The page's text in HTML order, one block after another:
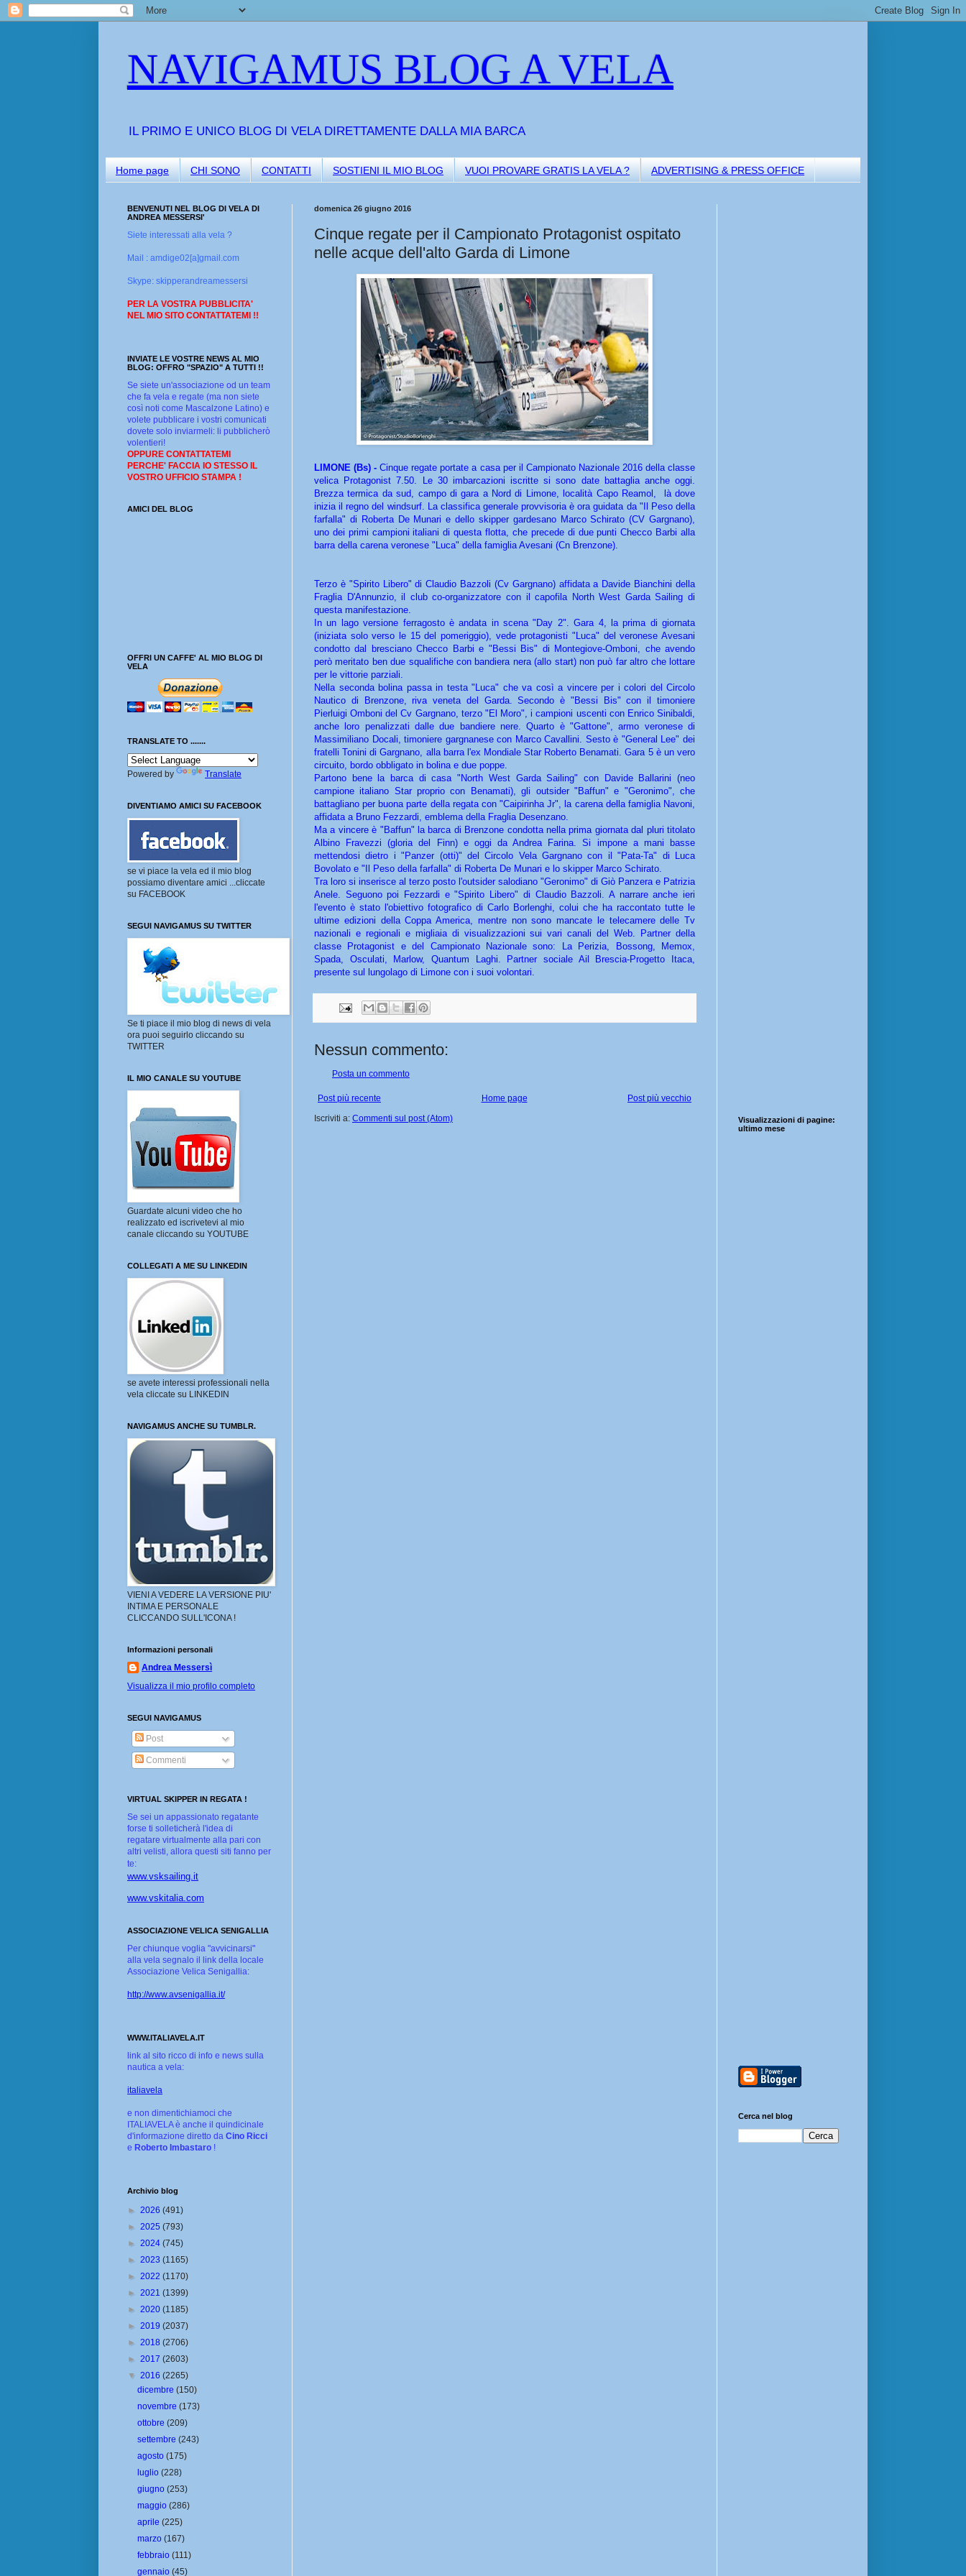
NAVIGAMUS BLOG A VELA
IL PRIMO E UNICO BLOG DI VELA DIRETTAMENTE DALLA MIA BARCA
Home page CHI SONO CONTATTI SOSTIENI IL MIO BLOG VUOI PROVARE GRATIS LA VELA ? ADVERTISING & PRESS OFFICE
domenica 26 giugno 2016
Cinque regate per il Campionato Protagonist ospitato
nelle acque dell'alto Garda di Limone
LIMONE (Bs) - Cinque regate portate a casa per il Campionato Nazionale 2016 della classe
velica Protagonist 7.50. Le 30 imbarcazioni iscritte si sono date battaglia anche oggi.
Brezza termica da sud, campo di gara a Nord di Limone, località Capo Reamol, là dove
inizia il regno del windsurf. La classifica generale provvisoria è ora guidata da "Il Peso della
farfalla" di Roberta De Munari e dello skipper gardesano Marco Schirato (CV Gargnano),
uno dei primi campioni italiani di questa flotta, che precede di due punti Checco Barbi alla
barra della carena veronese "Luca" della famiglia Avesani (Cn Brenzone).
Terzo è "Spirito Libero" di Claudio Bazzoli (Cv Gargnano) affidata a Davide Bianchini della
Fraglia D'Annunzio, il club co-organizzatore con il capofila North West Garda Sailing di
questa manifestazione.
In un lago versione ferragosto è andata in scena "Day 2". Gara 4, la prima di giornata
(iniziata solo verso le 15 del pomeriggio), vede protagonisti "Luca" del veronese Avesani
condotto dal bresciano Checco Barbi e "Bessi Bis" di Montegiove-Omboni, che avendo
però meritato ben due squalifiche con bandiera nera (allo start) non può far altro che lottare
per le vittorie parziali.
Nella seconda bolina passa in testa "Luca" che va così a vincere per i colori del Circolo
Nautico di Brenzone, riva veneta del Garda. Secondo è "Bessi Bis" con il timoniere
Pierluigi Omboni del Cv Gargnano, terzo "El Moro", i campioni uscenti con Enrico Sinibaldi,
anche loro penalizzati dalle due bandiere nere. Quarto è "Gattone", armo veronese di
Massimiliano Docali, timoniere gargnanese con Marco Cavallini. Sesto è "General Lee" dei
fratelli Tonini di Gargnano, alla barra l'ex Mondiale Star Roberto Benamati. Gara 5 è un vero
circuito, bordo obbligato in bolina e due poppe.
Partono bene la barca di casa "North West Garda Sailing" con Davide Ballarini (neo
campione italiano Star proprio con Benamati), gli outsider "Baffun" e "Geronimo", che
battagliano per buona parte della regata con "Caipirinha Jr", la carena della famiglia Navoni,
affidata a Bruno Fezzardi, emblema della Fraglia Desenzano.
Ma a vincere è "Baffun" la barca di Brenzone condotta nella prima giornata dal pluri titolato
Albino Fravezzi (gloria del Finn) e oggi da Andrea Farina. Si impone a mani basse
mettendosi dietro i "Panzer (otti)" del Circolo Vela Gargnano con il "Pata-Ta" di Luca
Bovolato e "Il Peso della farfalla" di Roberta De Munari e lo skipper Marco Schirato.
Tra loro si inserisce al terzo posto l'outsider salodiano "Geronimo" di Giò Panzera e Patrizia
Anele. Seguono poi Fezzardi e "Spirito Libero" di Claudio Bazzoli. A narrare anche ieri
l'evento è stato l'obiettivo fotografico di Carlo Borlenghi, colui che ha raccontato tutte le
ultime edizioni della Coppa America, mentre non sono mancate le telecamere delle Tv
nazionali e regionali e migliaia di visualizzazioni sui vari canali del Web. Partner della
classe Protagonist e del Campionato Nazionale sono: La Perizia, Bossong, Memox,
Spada, Osculati, Marlow, Quantum Laghi. Partner sociale Ail Brescia-Progetto Itaca,
presente sul lungolago di Limone con i suoi volontari.
Nessun commento:
Posta un commento
Post più recente Post più vecchio
Home page
Iscriviti a: Commenti sul post (Atom)
BENVENUTI NEL BLOG DI VELA DI
ANDREA MESSERSI'
Siete interessati alla vela ?
Mail : amdige02[a]gmail.com
Skype: skipperandreamessersi
PER LA VOSTRA PUBBLICITA'
NEL MIO SITO CONTATTATEMI !!
INVIATE LE VOSTRE NEWS AL MIO
BLOG: OFFRO "SPAZIO" A TUTTI !!
Se siete un'associazione od un team
che fa vela e regate (ma non siete
così noti come Mascalzone Latino) e
volete pubblicare i vostri comunicati
dovete solo inviarmeli: li pubblicherò
volentieri!
OPPURE CONTATTATEMI
PERCHE' FACCIA IO STESSO IL
VOSTRO UFFICIO STAMPA !
AMICI DEL BLOG
OFFRI UN CAFFE' AL MIO BLOG DI
VELA
TRANSLATE TO .......
Powered by Translate
DIVENTIAMO AMICI SU FACEBOOK
se vi piace la vela ed il mio blog
possiamo diventare amici ...cliccate
su FACEBOOK
SEGUI NAVIGAMUS SU TWITTER
Se ti piace il mio blog di news di vela
ora puoi seguirlo cliccando su
TWITTER
IL MIO CANALE SU YOUTUBE
Guardate alcuni video che ho
realizzato ed iscrivetevi al mio
canale cliccando su YOUTUBE
COLLEGATI A ME SU LINKEDIN
se avete interessi professionali nella
vela cliccate su LINKEDIN
NAVIGAMUS ANCHE SU TUMBLR.
VIENI A VEDERE LA VERSIONE PIU'
INTIMA E PERSONALE
CLICCANDO SULL'ICONA !
Informazioni personali
Andrea Messersì
Visualizza il mio profilo completo
SEGUI NAVIGAMUS
Post
Commenti
VIRTUAL SKIPPER IN REGATA !
Se sei un appassionato regatante
forse ti solleticherà l'idea di
regatare virtualmente alla pari con
altri velisti, allora questi siti fanno per
te:
www.vsksailing.it
www.vskitalia.com
ASSOCIAZIONE VELICA SENIGALLIA
Per chiunque voglia "avvicinarsi"
alla vela segnalo il link della locale
Associazione Velica Senigallia:
http://www.avsenigallia.it/
WWW.ITALIAVELA.IT
link al sito ricco di info e news sulla
nautica a vela:
italiavela
e non dimentichiamoci che
ITALIAVELA è anche il quindicinale
d'informazione diretto da Cino Ricci
e Roberto Imbastaro !
Archivio blog
► 2026 (491)
► 2025 (793)
► 2024 (745)
► 2023 (1165)
► 2022 (1170)
► 2021 (1399)
► 2020 (1185)
► 2019 (2037)
► 2018 (2706)
► 2017 (2603)
▼ 2016 (2265)
dicembre(150)
novembre(173)
ottobre(209)
settembre(243)
agosto(175)
luglio(228)
giugno(253)
maggio(286)
aprile(225)
marzo(167)
febbraio(111)
gennaio(45)
Visualizzazioni di pagine:
ultimo mese
Cerca nel blog